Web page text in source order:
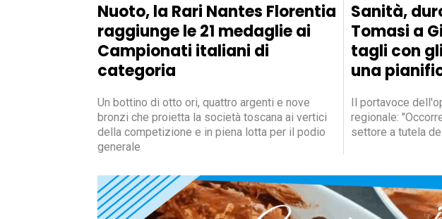
Nuoto, la Rari Nantes Florentia
raggiunge le 21 medaglie ai
Campionati italiani di
categoria
Un bottino di otto ori, quattro argenti e nove
bronzi che proietta la società toscana ai vertici
della competizione e in piena lotta per il podio
generale
Sanità,
Tomasi a
tagli con
una
Il portavoce
regionale:
settore a tutela